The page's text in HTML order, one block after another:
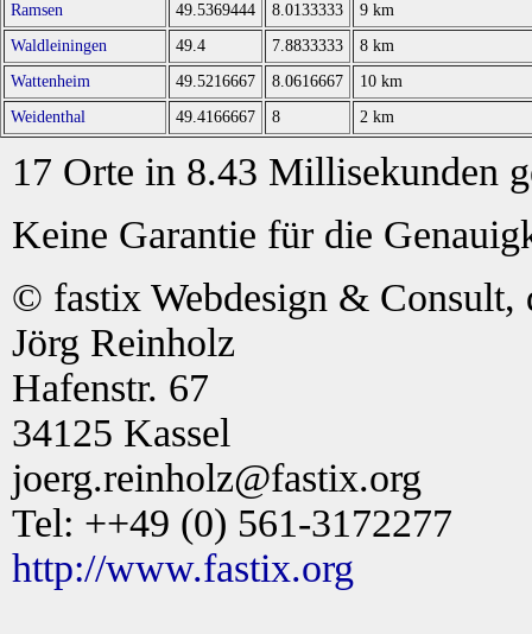
Ramsen
49.5369444 8.0133333
9 km
Waldleiningen
49.4 7.8833333
8 km
Wattenheim
49.5216667 8.0616667
10 km
Weidenthal
49.4166667 8 2 km
17 Orte in 8.43 Millisekunden
Keine Garantie für die
© fastix Webdesign & Consult,
Jörg Reinholz
Hafenstr. 67
34125 Kassel
joerg.reinholz@fastix.org
Tel: ++49 (0) 561-3172277
http://www.fastix.org